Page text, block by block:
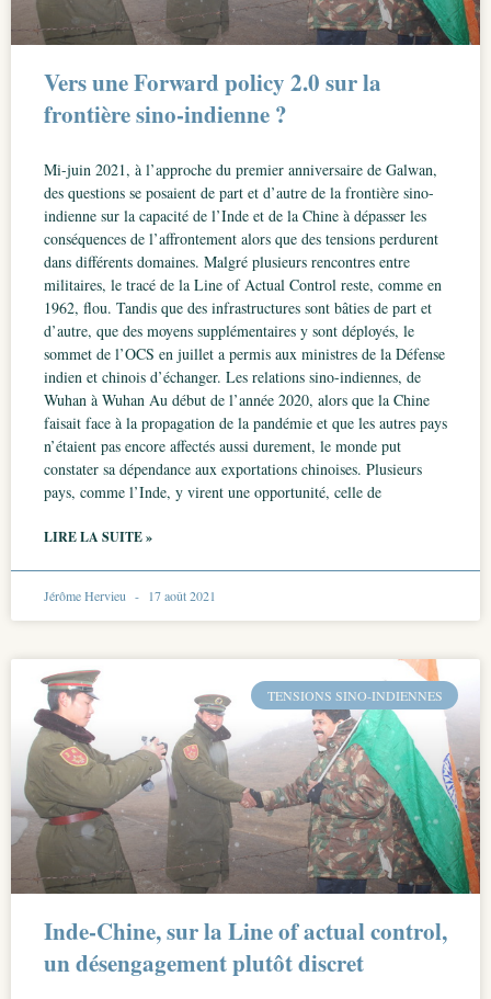
Vers une Forward policy 2.0 sur la
frontière sino-indienne ?
Mi-juin 2021, à l’approche du premier anniversaire de Galwan,
des questions se posaient de part et d’autre de la frontière sino-
indienne sur la capacité de l’Inde et de la Chine à dépasser les
conséquences de l’affrontement alors que des tensions perdurent
dans différents domaines. Malgré plusieurs rencontres entre
militaires, le tracé de la Line of Actual Control reste, comme en
1962, flou. Tandis que des infrastructures sont bâties de part et
d’autre, que des moyens supplémentaires y sont déployés, le
sommet de l’OCS en juillet a permis aux ministres de la Défense
indien et chinois d’échanger. Les relations sino-indiennes, de
Wuhan à Wuhan Au début de l’année 2020, alors que la Chine
faisait face à la propagation de la pandémie et que les autres pays
n’étaient pas encore affectés aussi durement, le monde put
constater sa dépendance aux exportations chinoises. Plusieurs
pays, comme l’Inde, y virent une opportunité, celle de
LIRE LA SUITE »
Jérôme Hervieu 17 août 2021
TENSIONS SINO-INDIENNES
Inde-Chine, sur la Line of actual control,
un désengagement plutôt discret